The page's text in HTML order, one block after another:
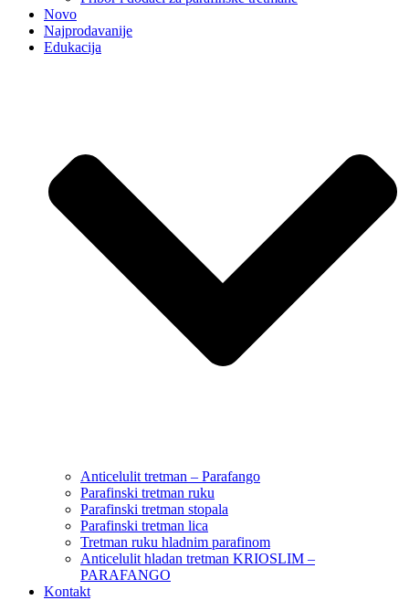
Novo
Najprodavanije
Edukacija
Anticelulit tretman – Parafango
Parafinski tretman ruku
Parafinski tretman stopala
Parafinski tretman lica
Tretman ruku hladnim parafinom
Anticelulit hladan tretman KRIOSLIM –
PARAFANGO
Kontakt